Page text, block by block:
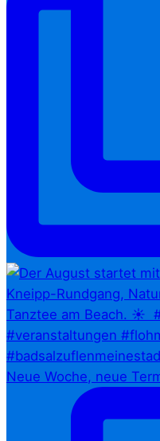
Neue Woche, neue